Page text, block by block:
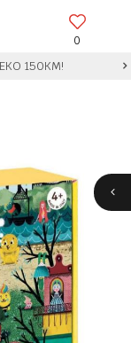
0
150KM!